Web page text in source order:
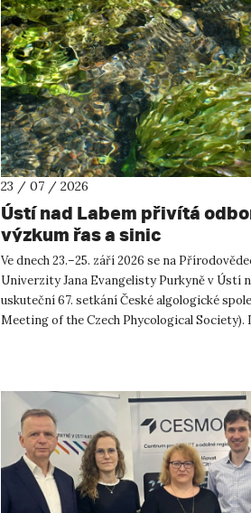
23 / 07 / 2026
Ústí nad Labem přivítá
výzkum řas a sinic
Ve dnech 23.–25. září 2026 se na
Univerzity Jana Evangelisty Purkyně v Ústí
uskuteční 67. setkání České algologické
Meeting of the Czech Phycological Society).